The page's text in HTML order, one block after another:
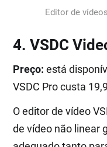
Editor de
4. VSDC
Preço: está
VSDC Pro custa
O editor de vídeo
de vídeo não linear